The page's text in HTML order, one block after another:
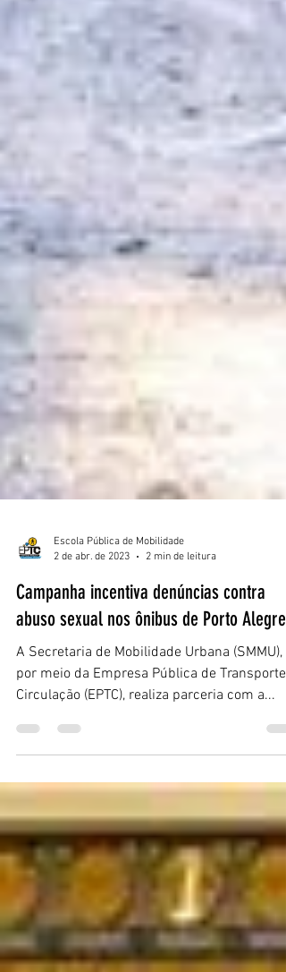
Escola Pública de Mobilidade
2 de abr. de 2023
2 min de leitura
Campanha incentiva denúncias contra
abuso sexual nos ônibus de Porto Alegre
A Secretaria de Mobilidade Urbana (SMMU),